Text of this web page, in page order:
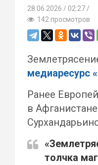
28.06.2026
02:27 /
142 просмотров
медиаресурс
Ранее
в
толчка